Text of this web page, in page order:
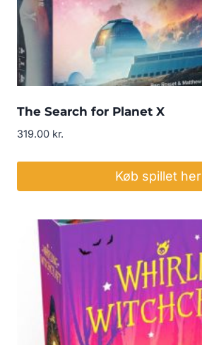
The Search for Planet X
319.00 kr.
Køb spillet her